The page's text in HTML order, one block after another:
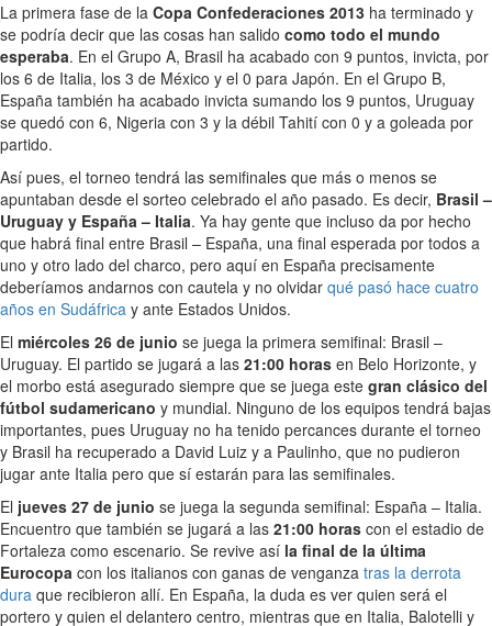
La primera fase de la Copa Confederaciones 2013 ha terminado y
se podría decir que las cosas han salido como todo el mundo
esperaba. En el Grupo A, Brasil ha acabado con 9 puntos, invicta, por
los 6 de Italia, los 3 de México y el 0 para Japón. En el Grupo B,
España también ha acabado invicta sumando los 9 puntos, Uruguay
se quedó con 6, Nigeria con 3 y la débil Tahití con 0 y a goleada por
partido.
Así pues, el torneo tendrá las semifinales que más o menos se
apuntaban desde el sorteo celebrado el año pasado. Es decir, Brasil –
Uruguay y España – Italia. Ya hay gente que incluso da por hecho
que habrá final entre Brasil – España, una final esperada por todos a
uno y otro lado del charco, pero aquí en España precisamente
deberíamos andarnos con cautela y no olvidar qué pasó hace cuatro
años en Sudáfrica y ante Estados Unidos.
El miércoles 26 de junio se juega la primera semifinal: Brasil –
Uruguay. El partido se jugará a las 21:00 horas en Belo Horizonte, y
el morbo está asegurado siempre que se juega este gran clásico del
fútbol sudamericano y mundial. Ninguno de los equipos tendrá bajas
importantes, pues Uruguay no ha tenido percances durante el torneo
y Brasil ha recuperado a David Luiz y a Paulinho, que no pudieron
jugar ante Italia pero que sí estarán para las semifinales.
El jueves 27 de junio se juega la segunda semifinal: España – Italia.
Encuentro que también se jugará a las 21:00 horas con el estadio de
Fortaleza como escenario. Se revive así la final de la última
Eurocopa con los italianos con ganas de venganza tras la derrota
dura que recibieron allí. En España, la duda es ver quien será el
portero y quien el delantero centro, mientras que en Italia, Balotelli y